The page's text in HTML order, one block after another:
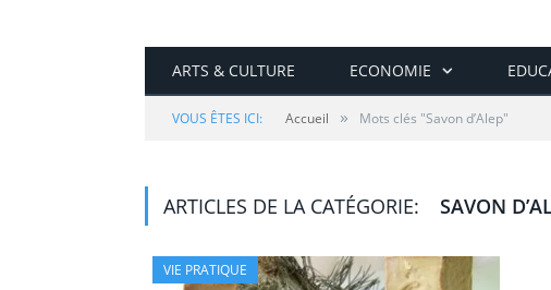
ARTS & CULTURE ECONOMIE
VOUS ÊTES ICI: Accueil » Mots clés "Savon d’Alep"
ARTICLES DE LA CATÉGORIE: SAVON
VIE PRATIQUE